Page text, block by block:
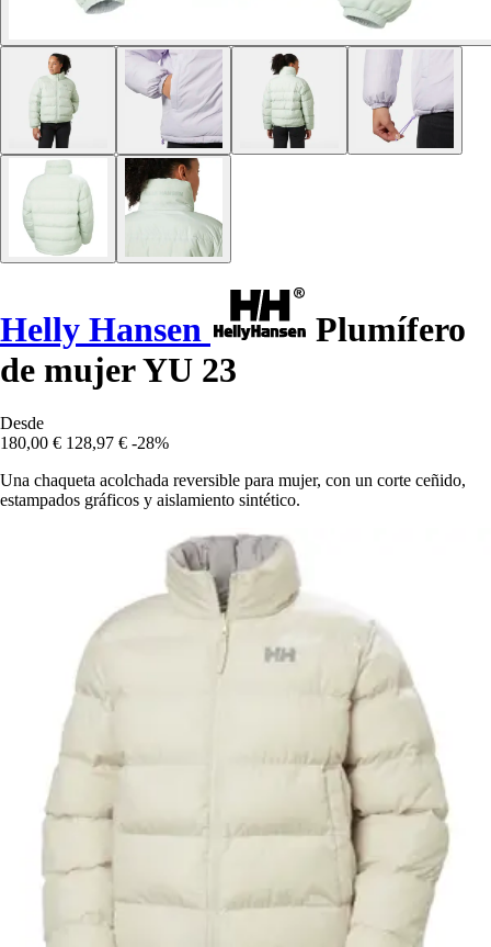
Helly Hansen
Plumífero
de mujer YU 23
Desde
180,00 € 128,97 € -28%
Una chaqueta acolchada reversible para mujer, con un corte ceñido,
estampados gráficos y aislamiento sintético.